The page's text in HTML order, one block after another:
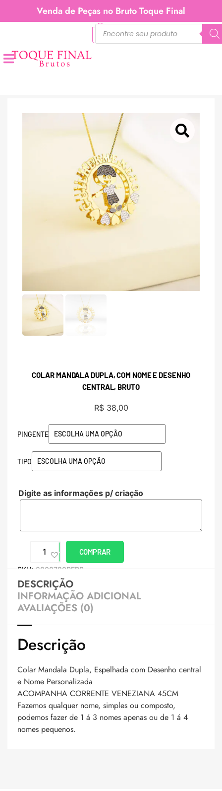
Venda de Peças no Bruto Toque Final
COLAR MANDALA DUPLA, COM NOME E DESENHO
CENTRAL, BRUTO
R$38,00
PINGENTE
TIPO
Digite as informações p/ criação
COMPRAR
SKU: 8000780PERB
DESCRIÇÃO
INFORMAÇÃO ADICIONAL
AVALIAÇÕES (0)
Descrição
Colar Mandala Dupla, Espelhada com Desenho central
e Nome Personalizada
ACOMPANHA CORRENTE VENEZIANA 45CM
Fazemos qualquer nome, simples ou composto,
podemos fazer de 1 á 3 nomes apenas ou de 1 á 4
nomes pequenos.